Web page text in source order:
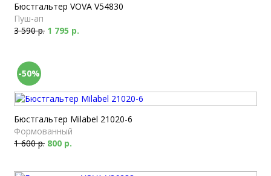
Бюстгальтер VOVA V54830
Пуш-ап
3 590 р. 1 795 р.
-50%
Бюстгальтер Milabel 21020-6
Формованный
1 600 р. 800 р.